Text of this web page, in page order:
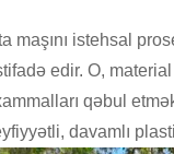
maşını istehsal
edir. O,
qəbul
davamlı